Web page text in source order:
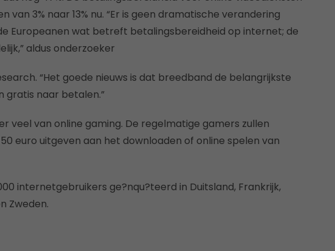
van 3% naar 13% nu. “Er is geen dramatische verandering
Europeanen wat betreft betalingsbereidheid op internet; de
aldus onderzoeker
“Het goede nieuws is dat breedband de belangrijkste
gratis naar betalen.”
veel van online gaming. De regelmatige gamers zullen
euro uitgeven aan het downloaden of online spelen van
internetgebruikers ge?nqu?teerd in Duitsland, Frankrijk,
Zweden.